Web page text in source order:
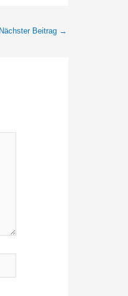
Nächster Beitrag →